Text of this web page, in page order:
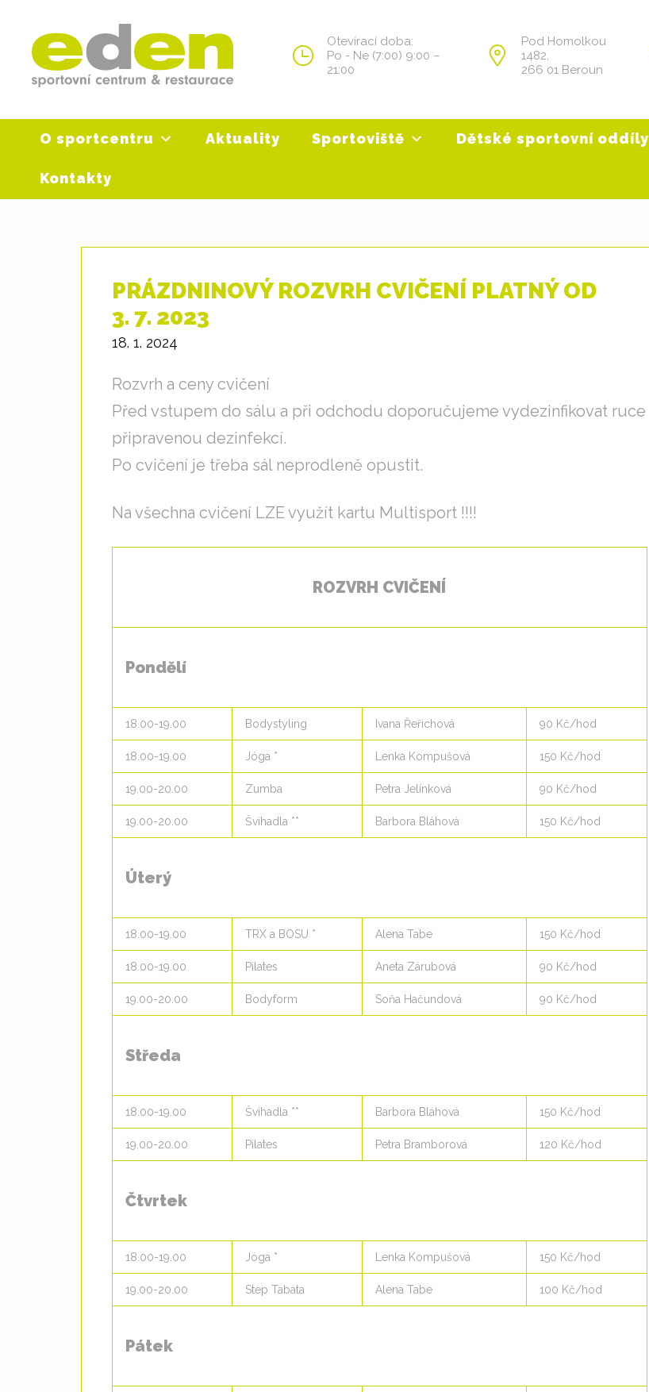
content
Otevírací doba:
Po - Ne (7:00) 9:00 –
21:00
Pod Homolkou
1482,
266 01 Beroun
O sportcentru Aktuality Sportoviště Dětské sportovní oddíly
Kontakty
PRÁZDNINOVÝ ROZVRH CVIČENÍ PLATNÝ OD
3. 7. 2023
18. 1. 2024
Rozvrh a ceny cvičení
Před vstupem do sálu a při odchodu doporučujeme vydezinfikovat ruce
připravenou dezinfekcí.
Po cvičení je třeba sál neprodleně opustit.
Na všechna cvičení LZE využít kartu Multisport !!!!
ROZVRH CVIČENÍ
Pondělí
18.00-19.00 Bodystyling Ivana Řeřichová 90 Kč/hod
18.00-19.00 Jóga * Lenka Kompušová 150 Kč/hod
19.00-20.00 Zumba Petra Jelínková 90 Kč/hod
19.00-20.00 Švihadla ** Barbora Bláhová 150 Kč/hod
Úterý
18.00-19.00 TRX a BOSU * Alena Tabe 150 Kč/hod
18.00-19.00 Pilates Aneta Zárubová 90 Kč/hod
19.00-20.00 Bodyform Soňa Hačundová 90 Kč/hod
Středa
18.00-19.00 Švihadla ** Barbora Bláhová 150 Kč/hod
19.00-20.00 Pilates Petra Bramborová 120 Kč/hod
Čtvrtek
18.00-19.00 Jóga * Lenka Kompušová 150 Kč/hod
19.00-20.00 Step Tabata Alena Tabe 100 Kč/hod
Pátek